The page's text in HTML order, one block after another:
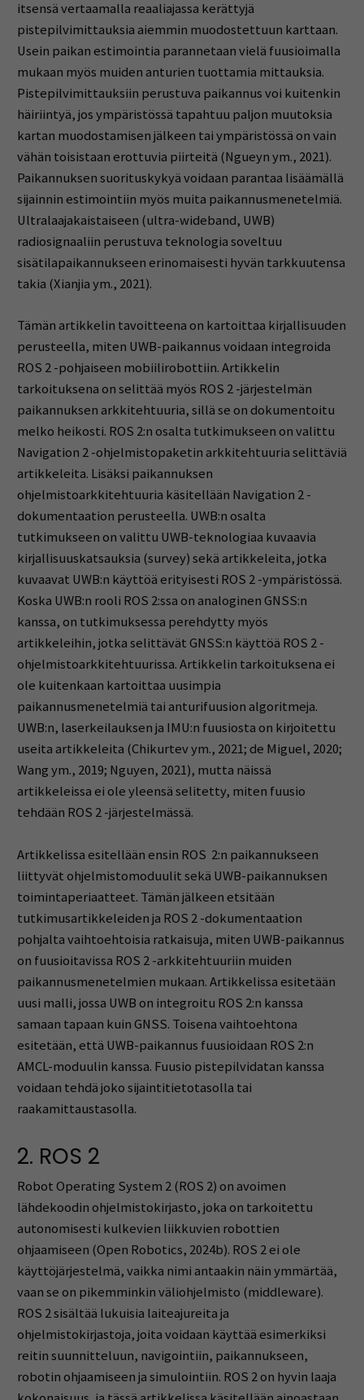
itsensä vertaamalla reaaliajassa kerättyjä
pistepilvimittauksia aiemmin muodostettuun karttaan.
Usein paikan estimointia parannetaan vielä fuusioimalla
mukaan myös muiden anturien tuottamia mittauksia.
Pistepilvimittauksiin perustuva paikannus voi kuitenkin
häiriintyä, jos ympäristössä tapahtuu paljon muutoksia
kartan muodostamisen jälkeen tai ympäristössä on vain
vähän toisistaan erottuvia piirteitä (Ngueyn ym., 2021).
Paikannuksen suorituskykyä voidaan parantaa lisäämällä
sijainnin estimointiin myös muita paikannusmenetelmiä.
Ultralaajakaistaiseen (ultra-wideband, UWB)
radiosignaaliin perustuva teknologia soveltuu
sisätilapaikannukseen erinomaisesti hyvän tarkkuutensa
takia (Xianjia ym., 2021).
Tämän artikkelin tavoitteena on kartoittaa kirjallisuuden
perusteella, miten UWB-paikannus voidaan integroida
ROS 2 -pohjaiseen mobiilirobottiin. Artikkelin
tarkoituksena on selittää myös ROS 2 -järjestelmän
paikannuksen arkkitehtuuria, sillä se on dokumentoitu
melko heikosti. ROS 2:n osalta tutkimukseen on valittu
Navigation 2 -ohjelmistopaketin arkkitehtuuria selittäviä
artikkeleita. Lisäksi paikannuksen
ohjelmistoarkkitehtuuria käsitellään Navigation 2 -
dokumentaation perusteella. UWB:n osalta
tutkimukseen on valittu UWB-teknologiaa kuvaavia
kirjallisuuskatsauksia (survey) sekä artikkeleita, jotka
kuvaavat UWB:n käyttöä erityisesti ROS 2 -ympäristössä.
Koska UWB:n rooli ROS 2:ssa on analoginen GNSS:n
kanssa, on tutkimuksessa perehdytty myös
artikkeleihin, jotka selittävät GNSS:n käyttöä ROS 2 -
ohjelmistoarkkitehtuurissa. Artikkelin tarkoituksena ei
ole kuitenkaan kartoittaa uusimpia
paikannusmenetelmiä tai anturifuusion algoritmeja.
UWB:n, laserkeilauksen ja IMU:n fuusiosta on kirjoitettu
useita artikkeleita (Chikurtev ym., 2021; de Miguel, 2020;
Wang ym., 2019; Nguyen, 2021), mutta näissä
artikkeleissa ei ole yleensä selitetty, miten fuusio
tehdään ROS 2 -järjestelmässä.
Artikkelissa esitellään ensin ROS 2:n paikannukseen
liittyvät ohjelmistomoduulit sekä UWB-paikannuksen
toimintaperiaatteet. Tämän jälkeen etsitään
tutkimusartikkeleiden ja ROS 2 -dokumentaation
pohjalta vaihtoehtoisia ratkaisuja, miten UWB-paikannus
on fuusioitavissa ROS 2 -arkkitehtuuriin muiden
paikannusmenetelmien mukaan. Artikkelissa esitetään
uusi malli, jossa UWB on integroitu ROS 2:n kanssa
samaan tapaan kuin GNSS. Toisena vaihtoehtona
esitetään, että UWB-paikannus fuusioidaan ROS 2:n
AMCL-moduulin kanssa. Fuusio pistepilvidatan kanssa
voidaan tehdä joko sijaintitietotasolla tai
raakamittaustasolla.
2. ROS 2
Robot Operating System 2 (ROS 2) on avoimen
lähdekoodin ohjelmistokirjasto, joka on tarkoitettu
autonomisesti kulkevien liikkuvien robottien
ohjaamiseen (Open Robotics, 2024b). ROS 2 ei ole
käyttöjärjestelmä, vaikka nimi antaakin näin ymmärtää,
vaan se on pikemminkin väliohjelmisto (middleware).
ROS 2 sisältää lukuisia laiteajureita ja
ohjelmistokirjastoja, joita voidaan käyttää esimerkiksi
reitin suunnitteluun, navigointiin, paikannukseen,
robotin ohjaamiseen ja simulointiin. ROS 2 on hyvin laaja